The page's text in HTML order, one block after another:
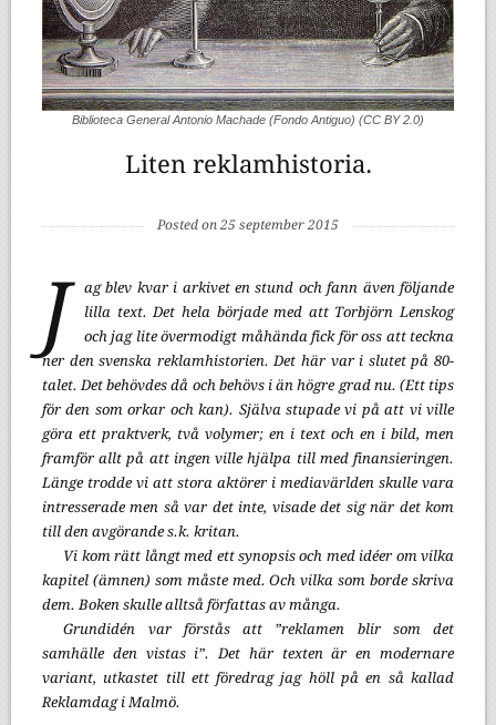
Biblioteca General Antonio Machade (Fondo Antiguo) (CC BY 2.0)
Liten reklamhistoria.
Posted on 25 september 2015
J
ag blev kvar i arkivet en stund och fann även följande
lilla text. Det hela började med att Torbjörn Lenskog
och jag lite övermodigt måhända fick för oss att teckna
ner den svenska reklamhistorien. Det här var i slutet på 80-
talet. Det behövdes då och behövs i än högre grad nu. (Ett tips
för den som orkar och kan). Själva stupade vi på att vi ville
göra ett praktverk, två volymer; en i text och en i bild, men
framför allt på att ingen ville hjälpa till med finansieringen.
Länge trodde vi att stora aktörer i mediavärlden skulle vara
intresserade men så var det inte, visade det sig när det kom
till den avgörande s.k. kritan.
Vi kom rätt långt med ett synopsis och med idéer om vilka
kapitel (ämnen) som måste med. Och vilka som borde skriva
dem. Boken skulle alltså författas av många.
Grundidén var förstås att ”reklamen blir som det
samhälle den vistas i”. Det här texten är en modernare
variant, utkastet till ett föredrag jag höll på en så kallad
Reklamdag i Malmö.